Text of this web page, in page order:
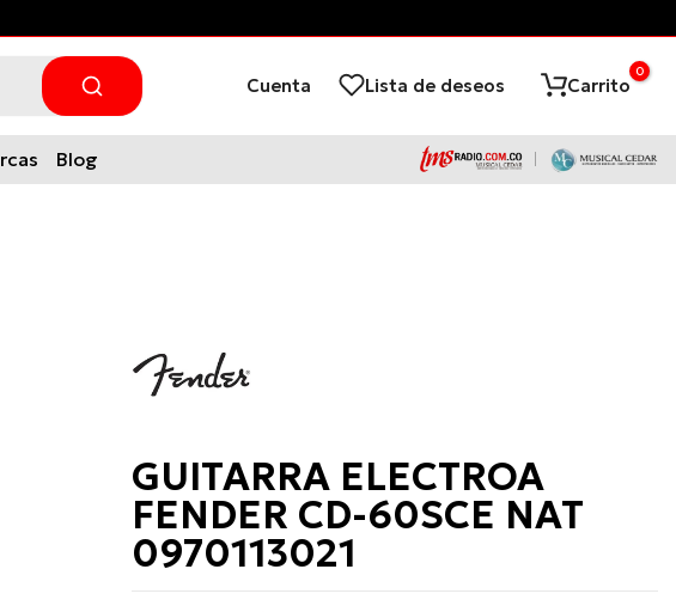
*Aplican Condiciones*
Cuenta Lista de deseos Carrito
0
Blog
GUITARRA ELECTROA
FENDER CD-60SCE NAT
0970113021